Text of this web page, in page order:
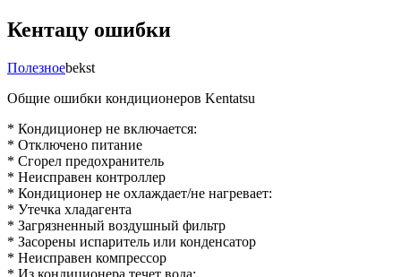
Кентацу ошибки
Полезноеbekst
Общие ошибки кондиционеров Kentatsu
* Кондиционер не включается:
* Отключено питание
* Сгорел предохранитель
* Неисправен контроллер
* Кондиционер не охлаждает/не нагревает:
* Утечка хладагента
* Загрязненный воздушный фильтр
* Засорены испаритель или конденсатор
* Неисправен компрессор
* Из кондиционера течет вода: